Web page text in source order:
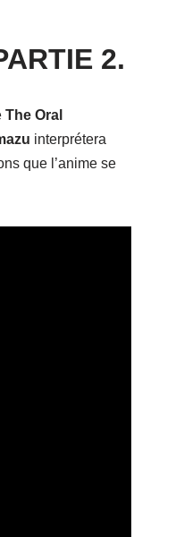
2.
The Oral
interprétera
que l’anime se